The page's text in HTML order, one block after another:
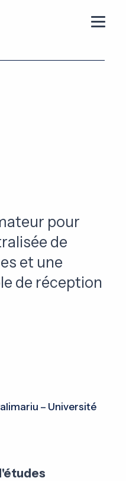
pour
de
et une
de réception
– Université